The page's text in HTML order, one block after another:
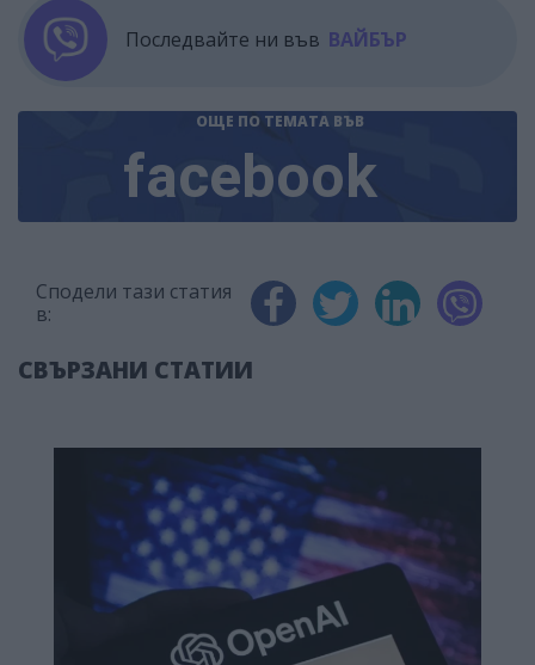
Последвайте ни във ВАЙБЪР
ОЩЕ ПО ТЕМАТА ВЪВ
facebook
Сподели тази статия
в:
СВЪРЗАНИ СТАТИИ